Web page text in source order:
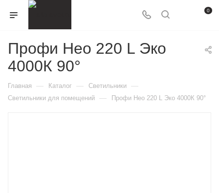
0
Профи Нео 220 L Эко
4000К 90°
Главная — Каталог — Светильники —
Светильники для помещений — Профи Нео 220 L Эко 4000К 90°